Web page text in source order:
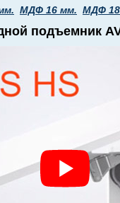
МДФ 16 мм. МДФ
подъемник